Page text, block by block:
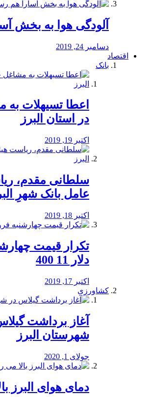
آلودگی هوا به بخش
دسامبر 24, 2019
اقتصاد
بانک
️اعطا تسیهلات
در استان البرز
اکتبر 19, 2019
سلطانی مقدم،
عامل بانک شهرِ
اکتبر 18, 2019
تکرار قیمت
دلار 11 400
اکتبر 17, 2019
کشاورزی
آغاز برداشت
شهرستان البرز
جولای 1, 2020
دمای هوای البرز